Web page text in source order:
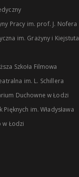
Pracy im. prof. J. Nofera
im. Grażyny i Kiejstuta
Szkoła Filmowa
im. L. Schillera
Duchowne w Łodzi
Pięknych im. Władysława
w Łodzi